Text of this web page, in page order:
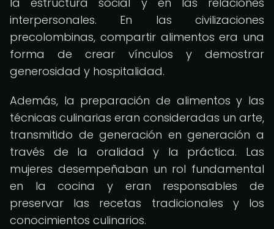
interpersonales. En las civilizaciones
precolombinas, compartir alimentos era una
forma de crear vínculos y demostrar
generosidad y hospitalidad.
Además, la preparación de alimentos y las
técnicas culinarias eran consideradas un arte,
transmitido de generación en generación a
través de la oralidad y la práctica. Las
mujeres desempeñaban un rol fundamental
en la cocina y eran responsables de
preservar las recetas tradicionales y los
conocimientos culinarios.